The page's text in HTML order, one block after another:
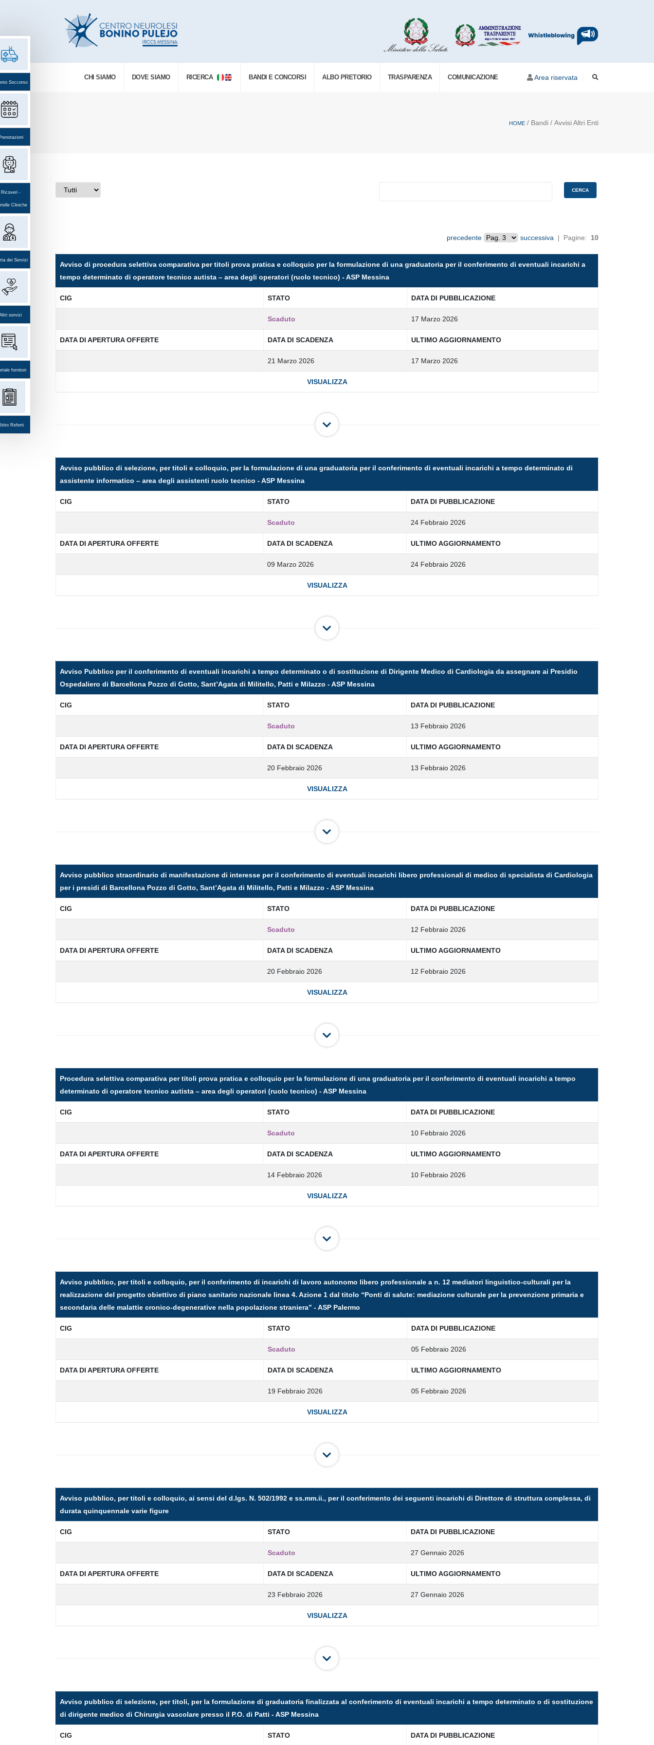
CHI SIAMO DOVE SIAMO RICERCA BANDI E CONCORSI ALBO PRETORIO TRASPARENZA COMUNICAZIONE Area riservata
Soccorso
Ricoveri -
Cliniche
dei Servizi
Altri servizi
fornitori
Referti
HOME / Bandi / Avvisi Altri Enti
precedente successiva | Pagine: 10
Avviso di procedura selettiva comparativa per titoli prova pratica e colloquio per la formulazione di una graduatoria per il conferimento di eventuali incarichi a
tempo determinato di operatore tecnico autista – area degli operatori (ruolo tecnico) - ASP Messina
CIG STATO DATA DI PUBBLICAZIONE
Scaduto 17 Marzo 2026
DATA DI APERTURA OFFERTE DATA DI SCADENZA ULTIMO AGGIORNAMENTO
21 Marzo 2026 17 Marzo 2026
VISUALIZZA
Avviso pubblico di selezione, per titoli e colloquio, per la formulazione di una graduatoria per il conferimento di eventuali incarichi a tempo determinato di
assistente informatico – area degli assistenti ruolo tecnico - ASP Messina
CIG STATO DATA DI PUBBLICAZIONE
Scaduto 24 Febbraio 2026
DATA DI APERTURA OFFERTE DATA DI SCADENZA ULTIMO AGGIORNAMENTO
09 Marzo 2026 24 Febbraio 2026
VISUALIZZA
Avviso Pubblico per il conferimento di eventuali incarichi a tempo determinato o di sostituzione di Dirigente Medico di Cardiologia da assegnare ai Presidio
Ospedaliero di Barcellona Pozzo di Gotto, Sant’Agata di Militello, Patti e Milazzo - ASP Messina
CIG STATO DATA DI PUBBLICAZIONE
Scaduto 13 Febbraio 2026
DATA DI APERTURA OFFERTE DATA DI SCADENZA ULTIMO AGGIORNAMENTO
20 Febbraio 2026 13 Febbraio 2026
VISUALIZZA
Avviso pubblico straordinario di manifestazione di interesse per il conferimento di eventuali incarichi libero professionali di medico di specialista di Cardiologia
per i presidi di Barcellona Pozzo di Gotto, Sant’Agata di Militello, Patti e Milazzo - ASP Messina
CIG STATO DATA DI PUBBLICAZIONE
Scaduto 12 Febbraio 2026
DATA DI APERTURA OFFERTE DATA DI SCADENZA ULTIMO AGGIORNAMENTO
20 Febbraio 2026 12 Febbraio 2026
VISUALIZZA
Procedura selettiva comparativa per titoli prova pratica e colloquio per la formulazione di una graduatoria per il conferimento di eventuali incarichi a tempo
determinato di operatore tecnico autista – area degli operatori (ruolo tecnico) - ASP Messina
CIG STATO DATA DI PUBBLICAZIONE
Scaduto 10 Febbraio 2026
DATA DI APERTURA OFFERTE DATA DI SCADENZA ULTIMO AGGIORNAMENTO
14 Febbraio 2026 10 Febbraio 2026
VISUALIZZA
Avviso pubblico, per titoli e colloquio, per il conferimento di incarichi di lavoro autonomo libero professionale a n. 12 mediatori linguistico-culturali per la
realizzazione del progetto obiettivo di piano sanitario nazionale linea 4. Azione 1 dal titolo “Ponti di salute: mediazione culturale per la prevenzione primaria e
secondaria delle malattie cronico-degenerative nella popolazione straniera” - ASP Palermo
CIG STATO DATA DI PUBBLICAZIONE
Scaduto 05 Febbraio 2026
DATA DI APERTURA OFFERTE DATA DI SCADENZA ULTIMO AGGIORNAMENTO
19 Febbraio 2026 05 Febbraio 2026
VISUALIZZA
Avviso pubblico, per titoli e colloquio, ai sensi del d.lgs. N. 502/1992 e ss.mm.ii., per il conferimento dei seguenti incarichi di Direttore di struttura complessa, di
durata quinquennale varie figure
CIG STATO DATA DI PUBBLICAZIONE
Scaduto 27 Gennaio 2026
DATA DI APERTURA OFFERTE DATA DI SCADENZA ULTIMO AGGIORNAMENTO
23 Febbraio 2026 27 Gennaio 2026
VISUALIZZA
Avviso pubblico di selezione, per titoli, per la formulazione di graduatoria finalizzata al conferimento di eventuali incarichi a tempo determinato o di sostituzione
di dirigente medico di Chirurgia vascolare presso il P.O. di Patti - ASP Messina
CIG STATO DATA DI PUBBLICAZIONE